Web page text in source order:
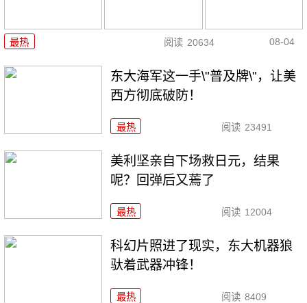
最热 阅读 20634 08-04
东大海军这一手\"普及牌\"，让美
西方彻底破防！
最热 阅读 23491
美利坚亲自下场救日元，结果
呢？回弹后又蔫了
最热 阅读 12004
科幻片照进了现实，东大机器狼
驮着武器冲锋！
最热 阅读 8409